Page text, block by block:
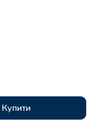
Купити